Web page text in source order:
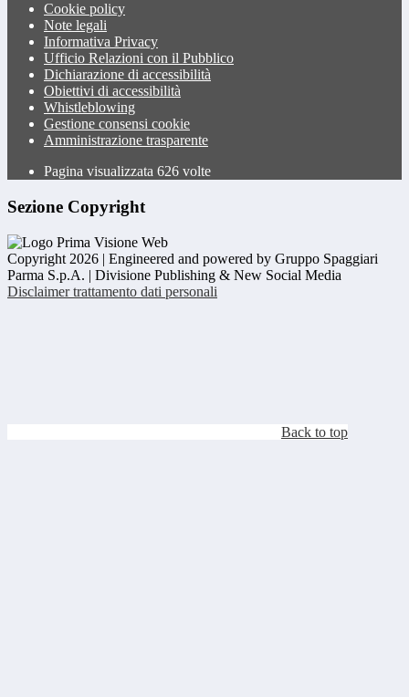
Cookie policy
Note legali
Informativa Privacy
Ufficio Relazioni con il Pubblico
Dichiarazione di accessibilità
Obiettivi di accessibilità
Whistleblowing
Gestione consensi cookie
Amministrazione trasparente
Pagina visualizzata 626 volte
Sezione Copyright
Copyright 2026 | Engineered and powered by Gruppo Spaggiari
Parma S.p.A. | Divisione Publishing & New Social Media
Disclaimer trattamento dati personali
Back to top